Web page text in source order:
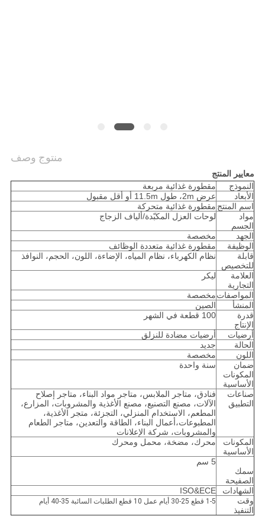
منتوج وصف
معايير المنتج
النموذج
مقطورة غذائية مربعة
الأبعاد
عرض 2m، طول 11.5m أو أقل مقبول
اسم المنتج مقطورة غذائية متحركة
مواد
الجسم
لوحات العزل المكبّدة/ألياف الزجاج
الجهد
مخصصة
الوظيفة
مقطورة غذائية متعددة الوظائف
قابلة
للتخصيص
نظام الكهرباء، نظام المياه، الإضاءة، اللون، الحجم، النوافذ
العلامة
التجارية
ليكر
المواصفاتمخصصة
المنشأ
الصين
قدرة
الإنتاج
100 قطعة في الشهر
أرضيات
أرضيات مضادة للنزلق
الحالة
جديد
اللون
مخصصة
ضمان
المكونات
الأساسية
سنة واحدة
صناعات
التطبيق
فنادق، متاجر الملابس، متاجر مواد البناء، متاجر إصلاح
الآلات، مصنع التصنيع، مصنع الأغذية والمشروبات، المزارع،
المطعم، الاستخدام المنزلي، التجزئة، متجر الأغذية،
المطبوعات،أعمال البناء، الطاقة والتعدين، متاجر الطعام
والمشروبات، شركة الإعلانات
المكونات
الأساسية
محرك، مضخة، محمل ومحرك
سمك
الصفيحة
5 سم
الشهادات
ISO&ECE
وقت
التنفيذ
1-5 قطع 25-30 أيام عمل 10 قطع الطلبات السائبة 35-40 أيام